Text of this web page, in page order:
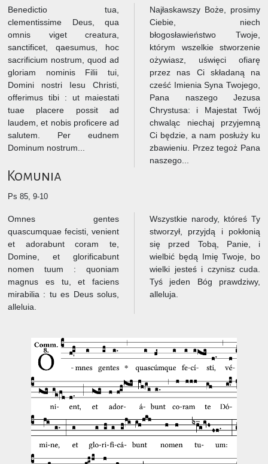
Benedictio tua,
clementissime Deus, qua
omnis viget creatura,
sanctificet, qaesumus, hoc
sacrificium nostrum, quod ad
gloriam nominis Filii tui,
Domini nostri Iesu Christi,
offerimus tibi : ut maiestati
tuae placere possit ad
laudem, et nobis proficere ad
salutem. Per eudnem
Dominum nostrum...
Najłaskawszy Boże, prosimy
Ciebie, niech
błogosławieństwo Twoje,
którym wszelkie stworzenie
ożywiasz, uświęci ofiarę
przez nas Ci składaną na
cześć Imienia Syna Twojego,
Pana naszego Jezusa
Chrystusa: i Majestat Twój
chwaląc niechaj przyjemną
Ci będzie, a nam posłuży ku
zbawieniu. Przez tegoż Pana
naszego...
Komunia
Ps 85, 9-10
Omnes gentes
quascumquae fecisti, venient
et adorabunt coram te,
Domine, et glorificabunt
nomen tuum : quoniam
magnus es tu, et faciens
mirabilia : tu es Deus solus,
alleluia.
Wszystkie narody, któreś Ty
stworzył, przyjdą i pokłonią
się przed Tobą, Panie, i
wielbić będą Imię Twoje, bo
wielki jesteś i czynisz cuda.
Tyś jeden Bóg prawdziwy,
alleluja.